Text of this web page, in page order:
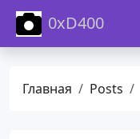
0xD400
Главная Posts